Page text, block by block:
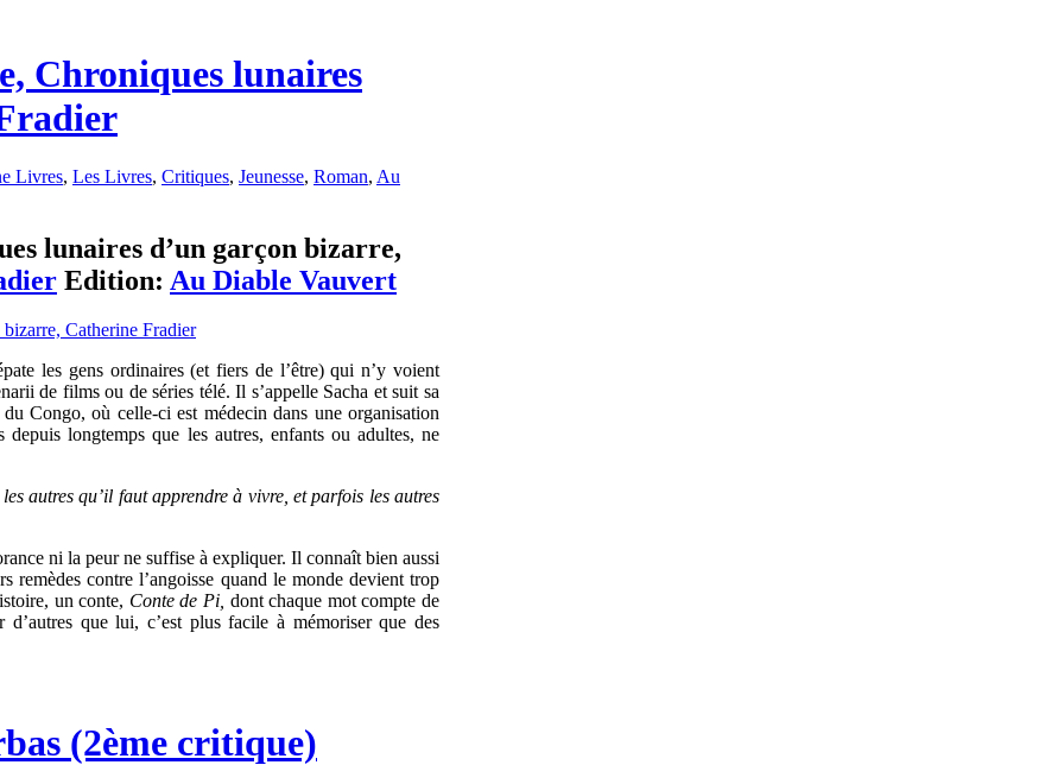
Chroniques lunaires
Livres, Les Livres, Critiques, Jeunesse, Roman, Au
lunaires d’un garçon bizarre,
Edition: Au Diable Vauvert
les gens ordinaires (et fiers de l’être) qui n’y voient
de films ou de séries télé. Il s’appelle Sacha et suit sa
Congo, où celle-ci est médecin dans une organisation
longtemps que les autres, enfants ou adultes, ne
autres qu’il faut apprendre à vivre, et parfois les autres
ni la peur ne suffise à expliquer. Il connaît bien aussi
remèdes contre l’angoisse quand le monde devient trop
un conte, Conte de Pi, dont chaque mot compte de
que lui, c’est plus facile à mémoriser que des
(2ème critique)